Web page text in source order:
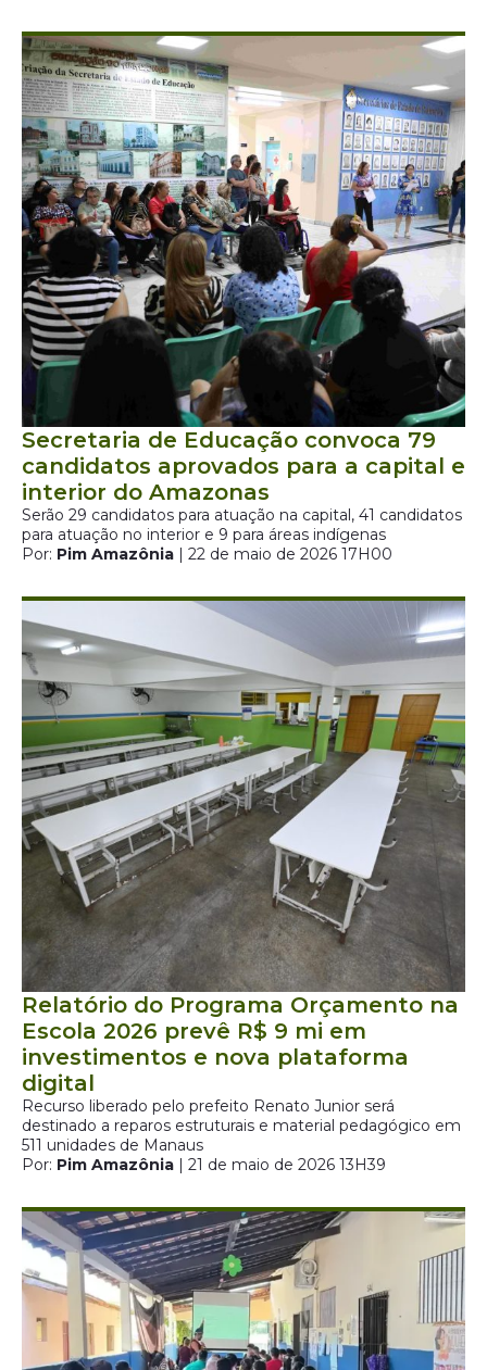
Secretaria de Educação convoca 79
candidatos aprovados para a capital e
interior do Amazonas
Serão 29 candidatos para atuação na capital, 41 candidatos
para atuação no interior e 9 para áreas indígenas
Por: Pim Amazônia | 22 de maio de 2026 17H00
Relatório do Programa Orçamento na
Escola 2026 prevê R$ 9 mi em
investimentos e nova plataforma
digital
Recurso liberado pelo prefeito Renato Junior será
destinado a reparos estruturais e material pedagógico em
511 unidades de Manaus
Por: Pim Amazônia | 21 de maio de 2026 13H39